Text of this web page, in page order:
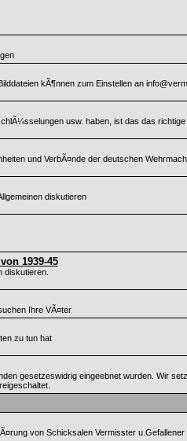
kÃ¶nnen zum Einstellen an
usw. haben, ist das das
und VerbÃ¤nde der deutschen
diskutieren
1939-45
diskutieren.
Ihre VÃ¤ter
zu tun hat
gesetzeswidrig eingeebnet wurden. Wir
von Schicksalen Vermisster